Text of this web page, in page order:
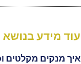
עוד מידע בנושא
איך מנקים מקלטים